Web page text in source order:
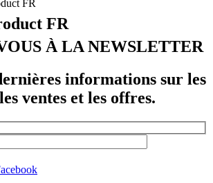
FR
FR
À LA NEWSLETTER
informations sur les
ventes et les offres.